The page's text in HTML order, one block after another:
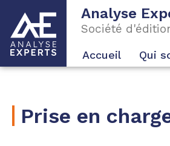
Analyse
Société
Accueil Qui
Prise en